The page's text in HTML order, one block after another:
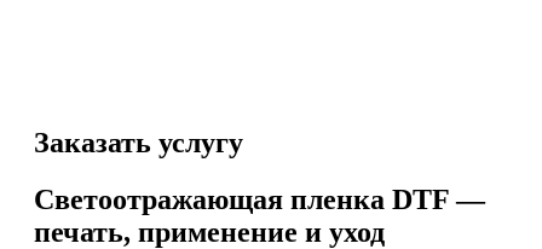
Заказать услугу
Светоотражающая пленка DTF —
печать, применение и уход